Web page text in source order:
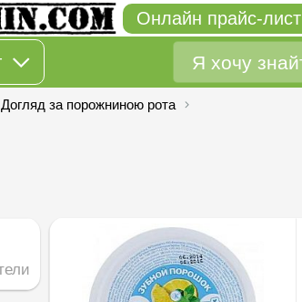
Онлайн прайс-лист
Догляд за порожниною рота